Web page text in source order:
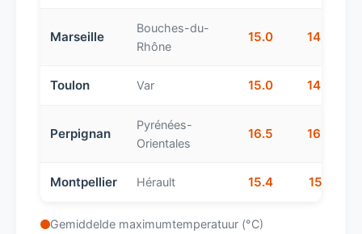
Marseille
Bouches-du-
Rhône
15.0 14.0
Toulon Var 15.0 14.0
Perpignan
Pyrénées-
Orientales
16.5 16.0
Montpellier Hérault 15.4 15.1
Gemiddelde maximumtemperatuur (°C)